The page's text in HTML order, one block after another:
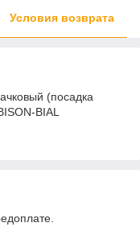
Условия возврата
(посадка
BIAL